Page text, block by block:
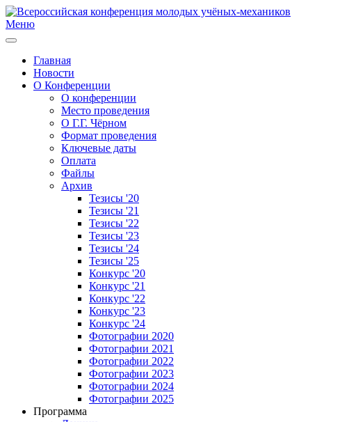
Меню
Главная
Новости
О Конференции
О конференции
Место проведения
О Г.Г. Чёрном
Формат проведения
Ключевые даты
Оплата
Файлы
Архив
Тезисы '20
Тезисы '21
Тезисы '22
Тезисы '23
Тезисы '24
Тезисы '25
Конкурс '20
Конкурс '21
Конкурс '22
Конкурс '23
Конкурс '24
Фотографии 2020
Фотографии 2021
Фотографии 2022
Фотографии 2023
Фотографии 2024
Фотографии 2025
Программа